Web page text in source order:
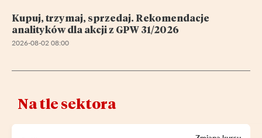
Kupuj, trzymaj, sprzedaj. Rekomendacje
analityków dla akcji z GPW 31/2026
2026-08-02 08:00
Na tle sektora